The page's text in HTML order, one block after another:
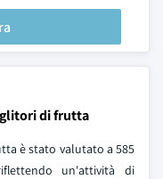
di frutta
è stato valutato a 585
un'attività di